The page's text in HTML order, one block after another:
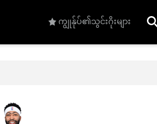
ကျွုန်ုပ်၏သွင်းဂိုးများ